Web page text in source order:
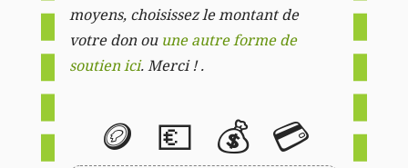
moyens, choisissez le montant de
votre don ou une autre forme de
soutien ici. Merci ! .
🪙 💶 💰 💳